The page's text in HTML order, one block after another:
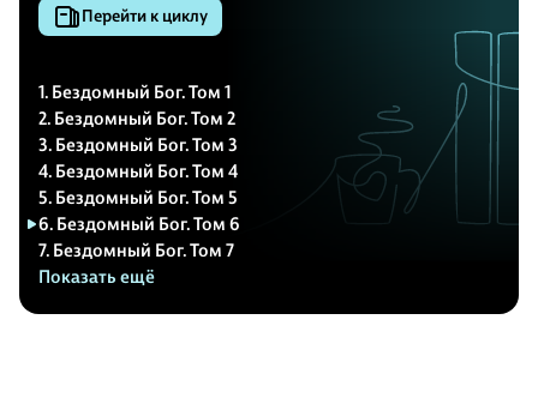
Перейти к циклу
1. Бездомный Бог. Том 1
2. Бездомный Бог. Том 2
3. Бездомный Бог. Том 3
4. Бездомный Бог. Том 4
5. Бездомный Бог. Том 5
6. Бездомный Бог. Том 6
7. Бездомный Бог. Том 7
Показать ещё